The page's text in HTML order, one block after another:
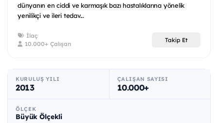
dünyanın en ciddi ve karmaşık bazı hastalıklarına yönelik
yenilikçi ve ileri tedav...
İlaç
10.000+ Çalışan
Takip Et
KURULUŞ YILI
2013
ÇALIŞAN SAYISI
10.000+
ÖLÇEK
Büyük Ölçekli